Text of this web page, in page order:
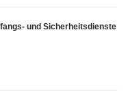
und Sicherheitsdienste